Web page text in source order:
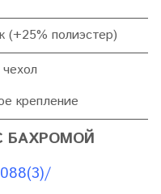
(+25% полиэстер)
крепление
БАХРОМОЙ